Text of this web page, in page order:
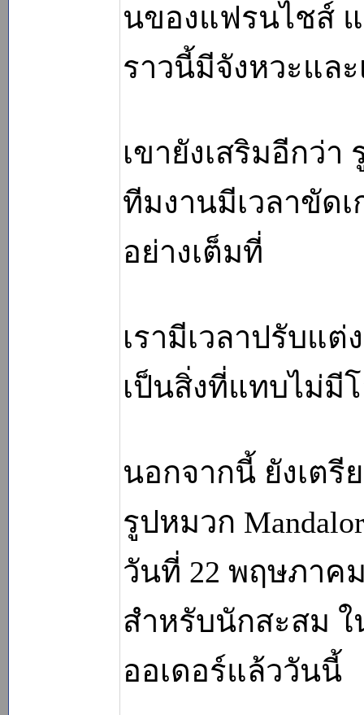
นของแฟรนไชส์
ราวนี้มีจังหวะแล
เขายังเสริมอีกว่
ทีมงานมีเวลาขัด
อย่างเต็มที่
เรามีเวลาปรับแ
เป็นสิ่งที่แทบไม่มี
นอกจากนี้ ยังเต
รูปหมวก
วันที่ 22 พฤษภาค
สำหรับนักสะสม
ออเดอร์แล้ววันนี้